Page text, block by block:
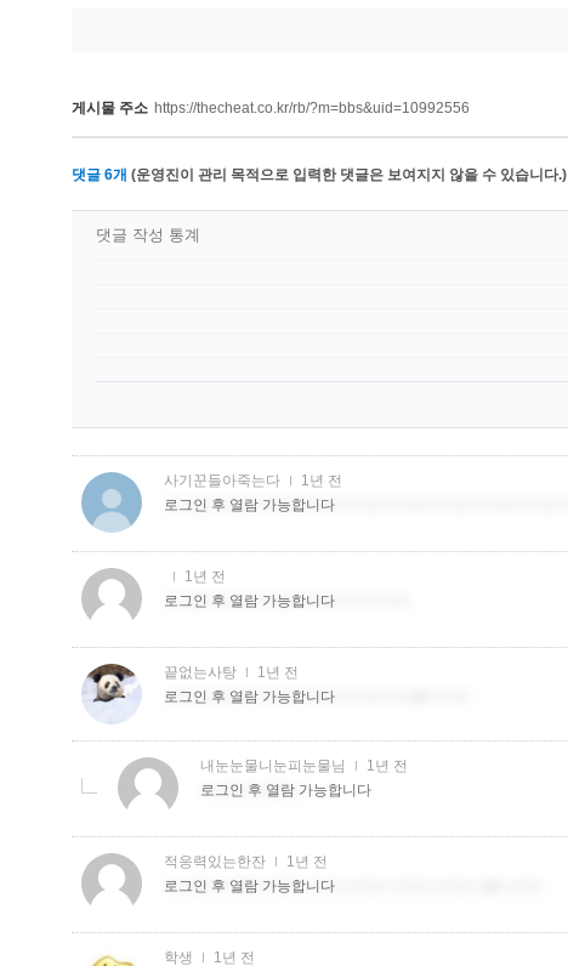
게시물 주소 https://thecheat.co.kr/rb/?m=bbs&uid=10992556
댓글 6개 (운영진이 관리 목적으로 입력한 댓글은 보여지지 않을 수 있습니다.)
댓글 작성 통계